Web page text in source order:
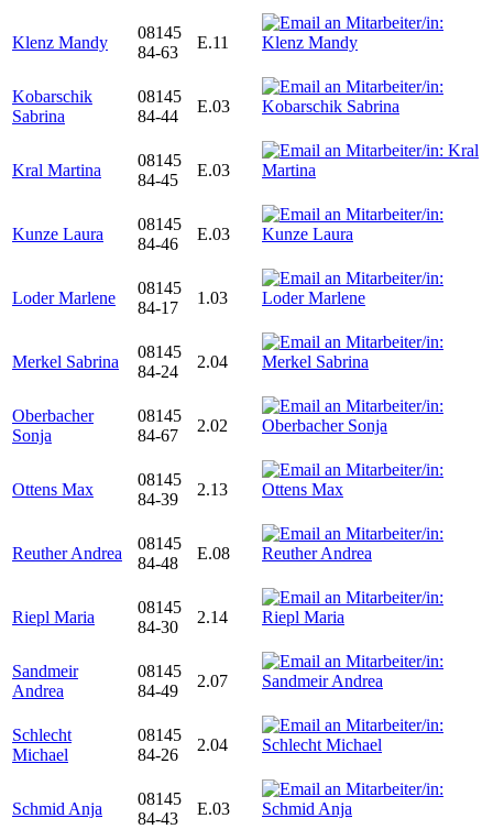
Klenz Mandy
08145
84-63
E.11
Kobarschik
Sabrina
08145
84-44
E.03
Kral Martina
08145
84-45
E.03
Kunze Laura
08145
84-46
E.03
Loder Marlene
08145
84-17
1.03
Merkel Sabrina
08145
84-24
2.04
Oberbacher
Sonja
08145
84-67
2.02
Ottens Max
08145
84-39
2.13
Reuther Andrea
08145
84-48
E.08
Riepl Maria
08145
84-30
2.14
Sandmeir
Andrea
08145
84-49
2.07
Schlecht
Michael
08145
84-26
2.04
Schmid Anja
08145
84-43
E.03